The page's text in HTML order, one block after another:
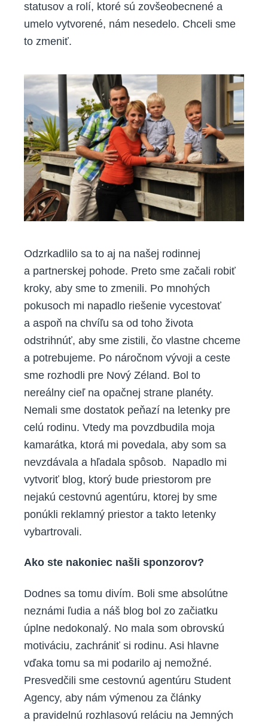
statusov a rolí, ktoré sú zovšeobecnené a
umelo vytvorené, nám nesedelo. Chceli sme
to zmeniť.
Odzrkadlilo sa to aj na našej rodinnej
a partnerskej pohode. Preto sme začali robiť
kroky, aby sme to zmenili. Po mnohých
pokusoch mi napadlo riešenie vycestovať
a aspoň na chvíľu sa od toho života
odstrihnúť, aby sme zistili, čo vlastne chceme
a potrebujeme. Po náročnom vývoji a ceste
sme rozhodli pre Nový Zéland. Bol to
nereálny cieľ na opačnej strane planéty.
Nemali sme dostatok peňazí na letenky pre
celú rodinu. Vtedy ma povzdbudila moja
kamarátka, ktorá mi povedala, aby som sa
nevzdávala a hľadala spôsob. Napadlo mi
vytvoriť blog, ktorý bude priestorom pre
nejakú cestovnú agentúru, ktorej by sme
ponúkli reklamný priestor a takto letenky
vybartrovali.
Ako ste nakoniec našli sponzorov?
Dodnes sa tomu divím. Boli sme absolútne
neznámi ľudia a náš blog bol zo začiatku
úplne nedokonalý. No mala som obrovskú
motiváciu, zachrániť si rodinu. Asi hlavne
vďaka tomu sa mi podarilo aj nemožné.
Presvedčili sme cestovnú agentúru Student
Agency, aby nám výmenou za články
a pravidelnú rozhlasovú reláciu na Jemných